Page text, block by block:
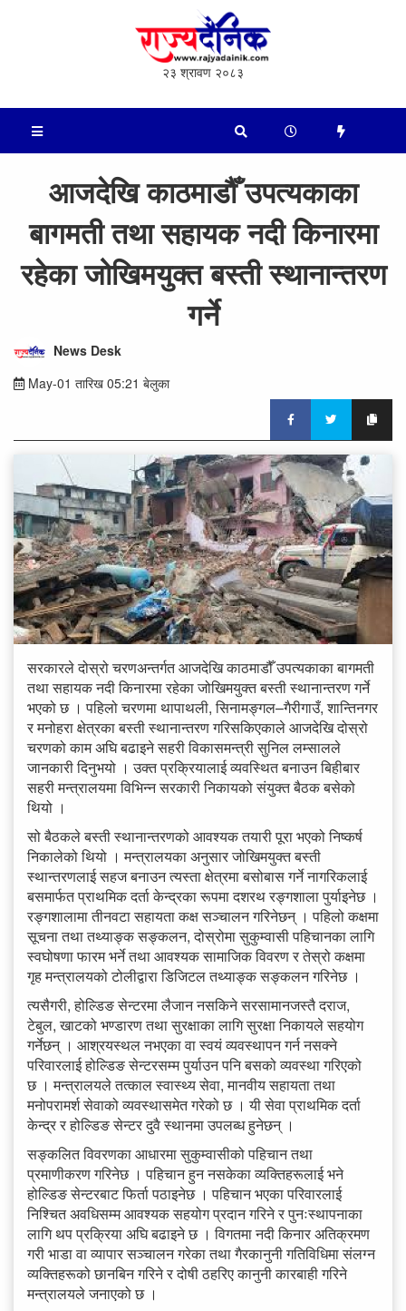
२३ श्रावण २०८३
आजदेखि काठमाडौँ उपत्यकाका
बागमती तथा सहायक नदी किनारमा
रहेका जोखिमयुक्त बस्ती स्थानान्तरण
गर्ने
News Desk
May-01 तारिख 05:21 बेलुका
सरकारले दोस्रो चरणअन्तर्गत आजदेखि काठमाडौँ उपत्यकाका बागमती
तथा सहायक नदी किनारमा रहेका जोखिमयुक्त बस्ती स्थानान्तरण गर्ने
भएको छ । पहिलो चरणमा थापाथली, सिनामङ्गल–गैरीगाउँ, शान्तिनगर
र मनोहरा क्षेत्रका बस्ती स्थानान्तरण गरिसकिएकाले आजदेखि दोस्रो
चरणको काम अघि बढाइने सहरी विकासमन्त्री सुनिल लम्सालले
जानकारी दिनुभयो । उक्त प्रक्रियालाई व्यवस्थित बनाउन बिहीबार
सहरी मन्त्रालयमा विभिन्न सरकारी निकायको संयुक्त बैठक बसेको
थियो ।
सो बैठकले बस्ती स्थानान्तरणको आवश्यक तयारी पूरा भएको निष्कर्ष
निकालेको थियो । मन्त्रालयका अनुसार जोखिमयुक्त बस्ती
स्थान्तरणलाई सहज बनाउन त्यस्ता क्षेत्रमा बसोबास गर्ने नागरिकलाई
बसमार्फत प्राथमिक दर्ता केन्द्रका रूपमा दशरथ रङ्गशाला पुर्याइनेछ ।
रङ्गशालामा तीनवटा सहायता कक्ष सञ्चालन गरिनेछन् । पहिलो कक्षमा
सूचना तथा तथ्याङ्क सङ्कलन, दोस्रोमा सुकुम्वासी पहिचानका लागि
स्वघोषणा फारम भर्ने तथा आवश्यक सामाजिक विवरण र तेस्रो कक्षमा
गृह मन्त्रालयको टोलीद्वारा डिजिटल तथ्याङ्क सङ्कलन गरिनेछ ।
त्यसैगरी, होल्डिङ सेन्टरमा लैजान नसकिने सरसामानजस्तै दराज,
टेबुल, खाटको भण्डारण तथा सुरक्षाका लागि सुरक्षा निकायले सहयोग
गर्नेछन् । आश्रयस्थल नभएका वा स्वयं व्यवस्थापन गर्न नसक्ने
परिवारलाई होल्डिङ सेन्टरसम्म पुर्याउन पनि बसको व्यवस्था गरिएको
छ । मन्त्रालयले तत्काल स्वास्थ्य सेवा, मानवीय सहायता तथा
मनोपरामर्श सेवाको व्यवस्थासमेत गरेको छ । यी सेवा प्राथमिक दर्ता
केन्द्र र होल्डिङ सेन्टर दुवै स्थानमा उपलब्ध हुनेछन् ।
सङ्कलित विवरणका आधारमा सुकुम्वासीको पहिचान तथा
प्रमाणीकरण गरिनेछ । पहिचान हुन नसकेका व्यक्तिहरूलाई भने
होल्डिङ सेन्टरबाट फिर्ता पठाइनेछ । पहिचान भएका परिवारलाई
निश्चित अवधिसम्म आवश्यक सहयोग प्रदान गरिने र पुनःस्थापनाका
लागि थप प्रक्रिया अघि बढाइने छ । विगतमा नदी किनार अतिक्रमण
गरी भाडा वा व्यापार सञ्चालन गरेका तथा गैरकानुनी गतिविधिमा संलग्न
व्यक्तिहरूको छानबिन गरिने र दोषी ठहरिए कानुनी कारबाही गरिने
मन्त्रालयले जनाएको छ ।